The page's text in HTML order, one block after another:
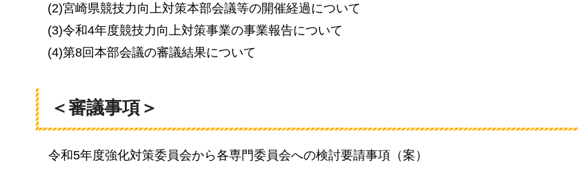
(2)宮崎県競技力向上対策本部会議等の開催経過について
(3)令和4年度競技力向上対策事業の事業報告について
(4)第8回本部会議の審議結果について
＜審議事項＞
令和5年度強化対策委員会から各専門委員会への検討要請事項（案）